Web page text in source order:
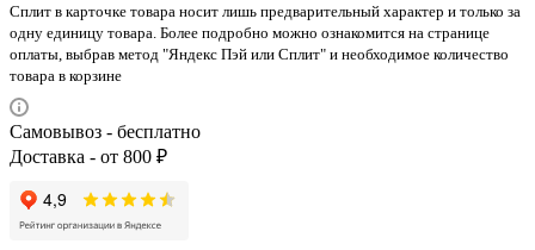
Сплит в карточке товара носит лишь предварительный характер и только за
одну единицу товара. Более подробно можно ознакомится на странице
оплаты, выбрав метод "Яндекс Пэй или Сплит" и необходимое количество
товара в корзине
Самовывоз - бесплатно
Доставка - от 800 ₽